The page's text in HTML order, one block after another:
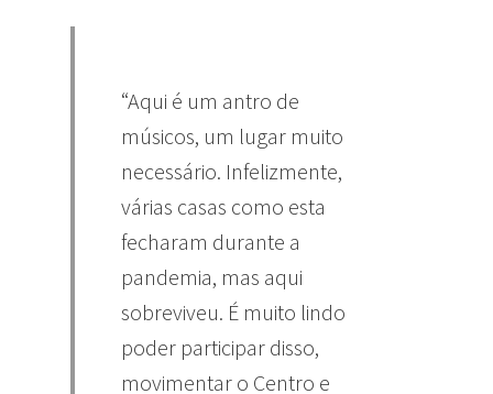
“Aqui é um antro de
músicos, um lugar muito
necessário. Infelizmente,
várias casas como esta
fecharam durante a
pandemia, mas aqui
sobreviveu. É muito lindo
poder participar disso,
movimentar o Centro e